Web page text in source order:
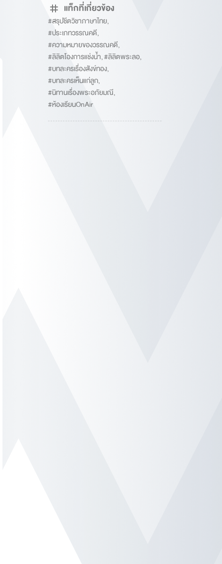
แท็กที่เกี่ยวข้อง
#สรุปชีตวิชาภาษาไทย,
#ประเภทวรรณคดี,
#ความหมายของวรรณคดี,
#ลิลิตโองการแช่งน้ำ,#ลิลิตพระลอ,
#บทละครเรื่องสังข์ทอง,
#บทละครเห็นแก่ลูก,
#นิทานเรื่องพระอภัยมณี,
#ห้องเรียนOnAir